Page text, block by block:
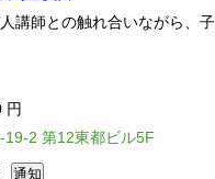
講師との触れ合いながら、
円
2 第12東都ビル5F